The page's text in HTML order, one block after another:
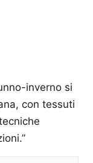
inverno si
con tessuti